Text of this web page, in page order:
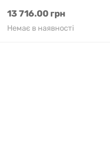
13 716.00 грн
Немає в наявності